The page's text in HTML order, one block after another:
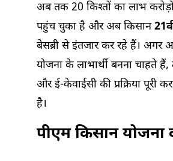
अब तक 20 किश्तों का लाभ
पहुंच चुका है और अब किसान
बेसब्री से इंतजार कर रहे हैं। अगर
योजना के लाभार्थी बनना चाहते हैं,
और ई-केवाईसी की प्रक्रिया पूरी
है।
पीएम किसान योजना